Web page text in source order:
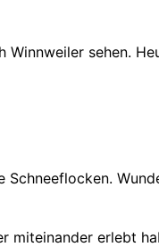
Winnweiler sehen.
miteinander erlebt